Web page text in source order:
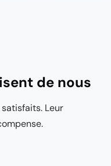
de nous
Leur